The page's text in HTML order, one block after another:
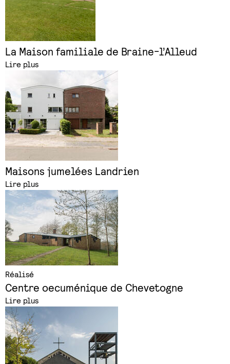
La Maison familiale de Braine-l’Alleud
Lire plus
Maisons jumelées Landrien
Lire plus
Réalisé
Centre oecuménique de Chevetogne
Lire plus